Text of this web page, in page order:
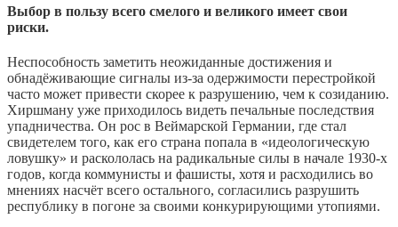
Выбор в пользу всего смелого и великого имеет свои
риски.
Неспособность заметить неожиданные достижения и
обнадёживающие сигналы из-за одержимости перестройкой
часто может привести скорее к разрушению, чем к созиданию.
Хиршману уже приходилось видеть печальные последствия
упадничества. Он рос в Веймарской Германии, где стал
свидетелем того, как его страна попала в «идеологическую
ловушку» и раскололась на радикальные силы в начале 1930-х
годов, когда коммунисты и фашисты, хотя и расходились во
мнениях насчёт всего остального, согласились разрушить
республику в погоне за своими конкурирующими утопиями.